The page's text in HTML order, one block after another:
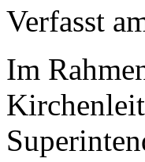
Verfasst
Im